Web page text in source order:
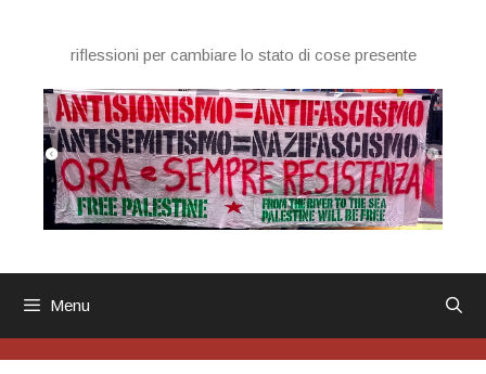
contenutoriflessioni per cambiare lo stato di cose presente
Menu